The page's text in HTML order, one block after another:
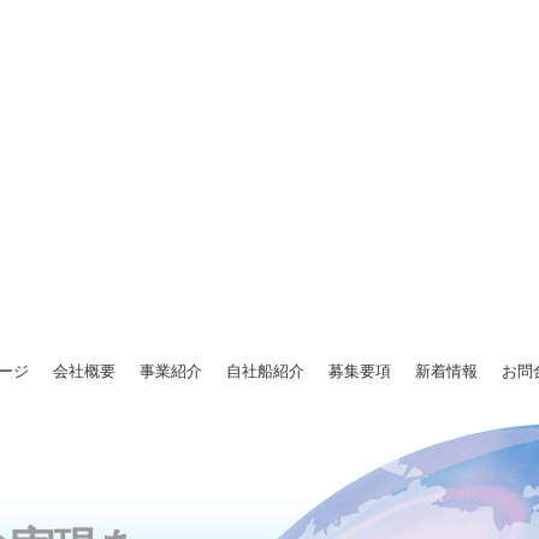
ジ 会社概要 事業紹介 自社船紹介 募集要項 新着情報 お問